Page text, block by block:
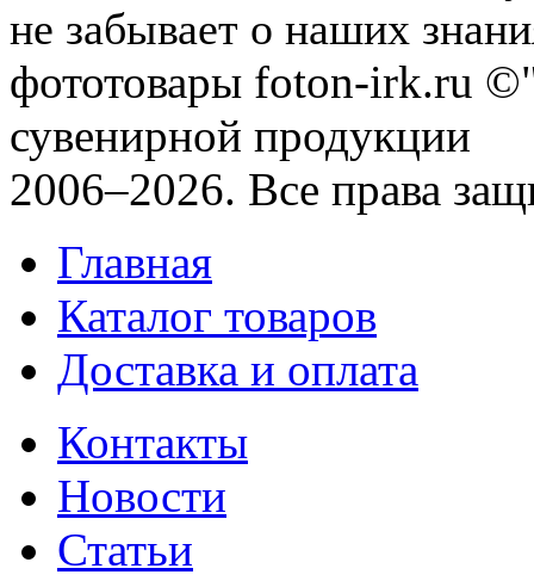
не забывает о наших
фототовары foton-irk.ru
сувенирной продукции
2006–2026. Все права
Главная
Каталог товаров
Доставка и оплата
Контакты
Новости
Статьи